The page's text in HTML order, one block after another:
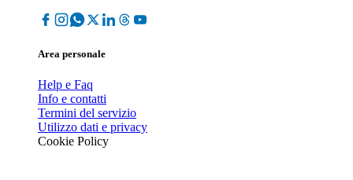
Area personale
Help e Faq
Info e contatti
Termini del servizio
Utilizzo dati e privacy
Cookie Policy